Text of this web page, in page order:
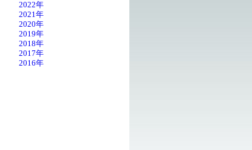
2022年
2021年
2020年
2019年
2018年
2017年
2016年